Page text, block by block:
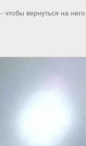
- чтобы вернуться на